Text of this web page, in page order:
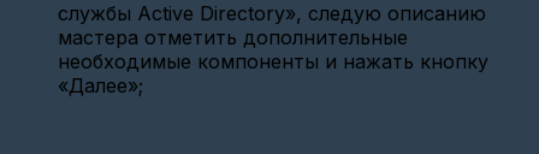
Настройка
TELEOFIS
(WRX768,
ER108)
службы Active Directory», следую описанию
мастера отметить дополнительные
необходимые компоненты и нажать кнопку
«Далее»;